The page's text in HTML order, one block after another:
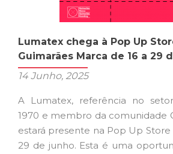
nesta
para
responder
ao
contemporâneo
Lumatex chega à Pop Up
Guimarães Marca de 16 a 29
14 Junho, 2025
A Lumatex, referência no
1970 e membro da comunidade
estará presente na Pop Up Store
29 de junho. Esta é uma